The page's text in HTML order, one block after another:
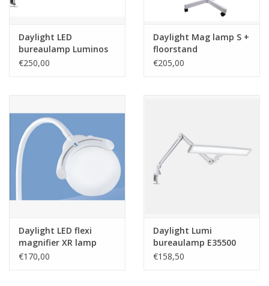
Daylight LED
bureaulamp Luminos
E35600
€250,00
Daylight Mag lamp S +
floorstand
€205,00
Daylight LED flexi
magnifier XR lamp
€170,00
Daylight Lumi
bureaulamp E35500
€158,50